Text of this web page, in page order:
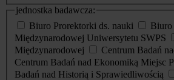
jednostka badawcza:
Biuro Prorektorki ds. nauki
Biuro
Międzynarodowej Uniwersytetu SWPS
Międzynarodowej
Centrum Badań
Centrum Badań nad Ekonomiką Miejsc
Badań nad Historią i Sprawiedliwością